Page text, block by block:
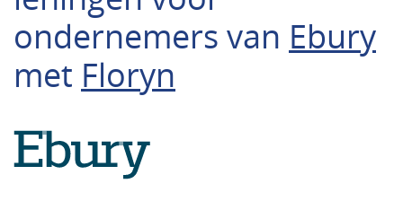
ondernemers van Ebury
met Floryn